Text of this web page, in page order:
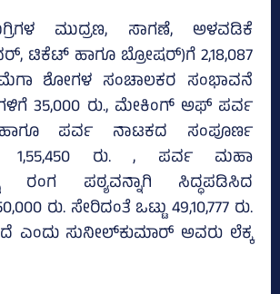
ಮುದ್ರಣ, ಸಾಗಣೆ, ಅಳವಡಿಕೆ
ಟಿಕೆಟ್‌ ಹಾಗೂ ಬ್ರೋಷರ್‌)ಗೆ 2,18,087
ಶೋಗಳ ಸಂಚಾಲಕರ ಸಂಭಾವನೆ
35,000 ರು., ಮೇಕಿಂಗ್‌ ಅಫ್‌ ಪರ್ವ
ಹಾಗೂ ಪರ್ವ ನಾಟಕದ ಸಂಪೂರ್ಣ
1,55,450 ರು. , ಪರ್ವ ಮಹಾ
ರಂಗ ಪಠ್ಯವನ್ನಾಗಿ ಸಿದ್ಧಪಡಿಸಿದ
ರು. ಸೇರಿದಂತೆ ಒಟ್ಟು 49,10,777 ರು.
ಎಂದು ಸುನೀಲ್‌ಕುಮಾರ್‌ ಅವರು ಲೆಕ್ಕ